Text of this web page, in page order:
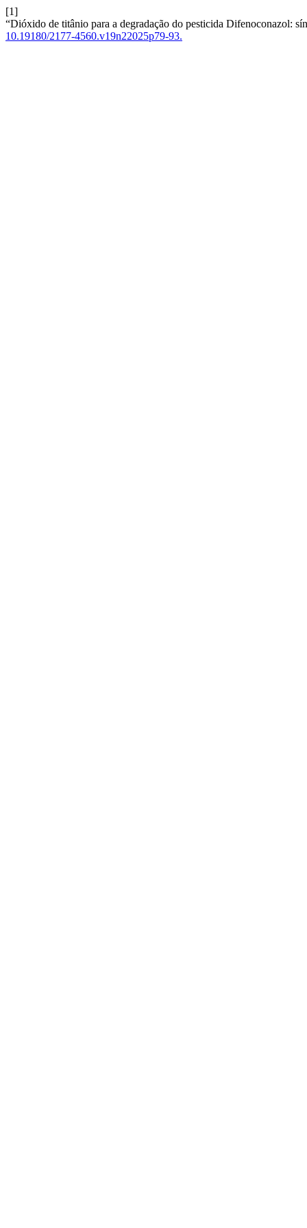
[1]
“Dióxido de titânio para a degradação do pesticida Difenoconazol:
10.19180/2177-4560.v19n22025p79-93.